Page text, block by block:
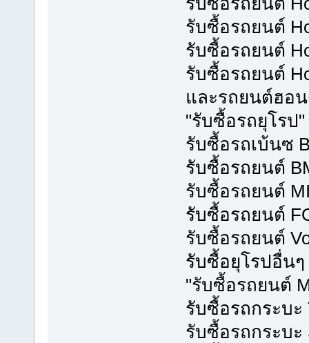
รับซื้อรถยนต์
รับซื้อรถยนต์
รับซื้อรถยนต์
และรถยนต์ฮอ
"รับซื้อรถยุโรป
รับซื้อรถเบ้นซ
รับซื้อรถยนต์
รับซื้อรถยนต์
รับซื้อรถยนต์
รับซื้อรถยนต์
รับซื้อยุโรปอื่นๆ
"รับซื้อรถยนต์
รับซื้อรถกระบะ
รับซื้อรถกระบะ